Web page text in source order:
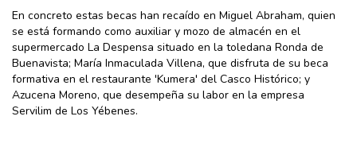
En concreto estas becas han recaído en Miguel Abraham, quien
se está formando como auxiliar y mozo de almacén en el
supermercado La Despensa situado en la toledana Ronda de
Buenavista; María Inmaculada Villena, que disfruta de su beca
formativa en el restaurante 'Kumera' del Casco Histórico; y
Azucena Moreno, que desempeña su labor en la empresa
Servilim de Los Yébenes.